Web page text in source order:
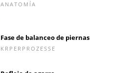
ANATOMÍA
Fase de balanceo de piernas
KRPERPROZESSE